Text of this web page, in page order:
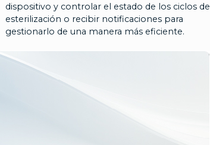
dispositivo y controlar el estado de los ciclos de
esterilización o recibir notificaciones para
gestionarlo de una manera más eficiente.